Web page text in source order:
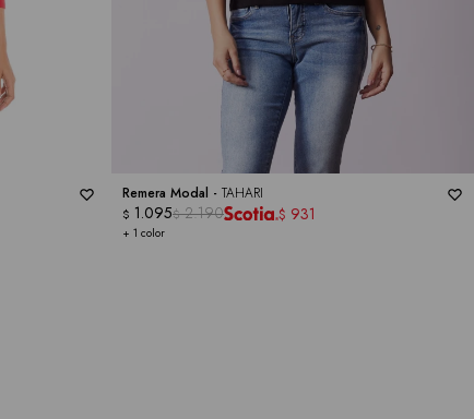
Remera Modal - TAHARI
+ 1 color
$ 1.095$ 2.190 $ 931